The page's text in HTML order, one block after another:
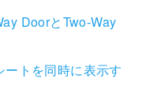
DoorとTwo-Way
トを同時に表示す